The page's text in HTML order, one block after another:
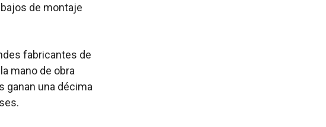
de montaje
fabricantes de
mano de obra
ganan una décima